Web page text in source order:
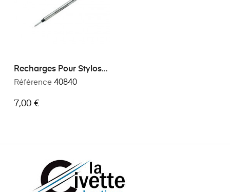
Recharges Pour Stylos
Roller St Dupont Bleu
Référence 40840
7,00 €